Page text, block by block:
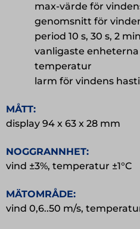
max-värde för
genomsnitt för
period 10 s, 30 s, 2
vanligaste
temperatur
larm för vindens
MÅTT:
display 94 x 63 x 28 mm
NOGGRANNHET:
vind ±3%, temperatur ±1°C
MÄTOMRÅDE:
vind 0,6..50 m/s,